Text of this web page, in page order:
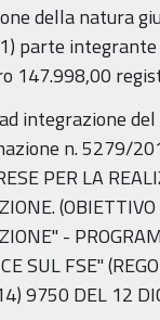
della natura
parte
147.998,00
integrazione
n. 5279/
PER LA
-
SUL FSE"
9750 DEL 12